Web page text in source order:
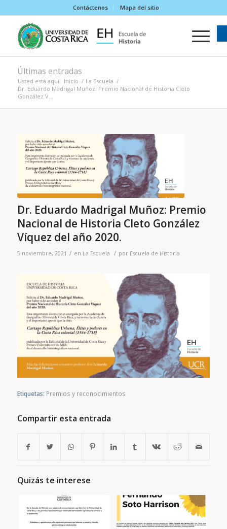
Contáctenos Mapa del sitio
Últimas entradas
Usted está aquí: Inicio / La Escuela /
Dr. Eduardo Madrigal Muñoz: Premio Nacional de Historia Cleto
González V...
Dr. Eduardo Madrigal Muñoz: Premio
Nacional de Historia Cleto González
Víquez del año 2020.
5 noviembre, 2021 / en La Escuela / por Escuela de Historia
Etiquetas: Premios y reconocimientos
Compartir esta entrada
Quizás te interese